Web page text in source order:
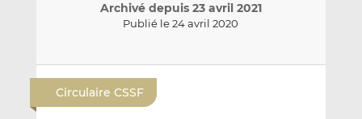
Archivé depuis 23 avril 2021
Publié le 24 avril 2020
Circulaire CSSF